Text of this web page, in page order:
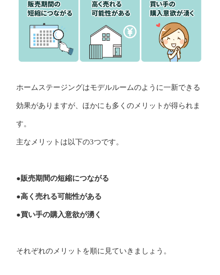
ホームステージングはモデルルームのように一新できる
効果がありますが、ほかにも多くのメリットが得られま
す。
主なメリットは以下の3つです。
●販売期間の短縮につながる
●高く売れる可能性がある
●買い手の購入意欲が湧く
それぞれのメリットを順に見ていきましょう。